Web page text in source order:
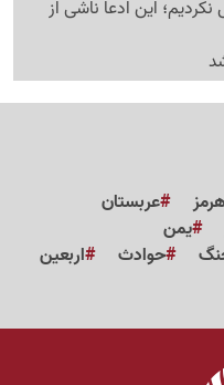
این ادعا ناشی از
عربستان
یمن
حوادث
اربعین